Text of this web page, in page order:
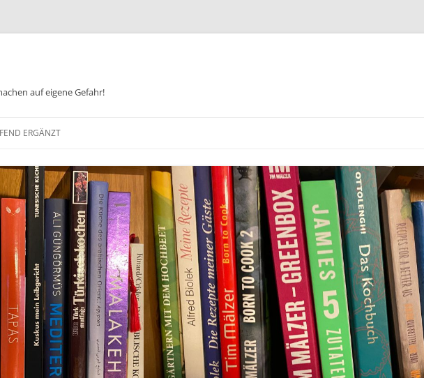
auf eigene Gefahr!
ERGÄNZT